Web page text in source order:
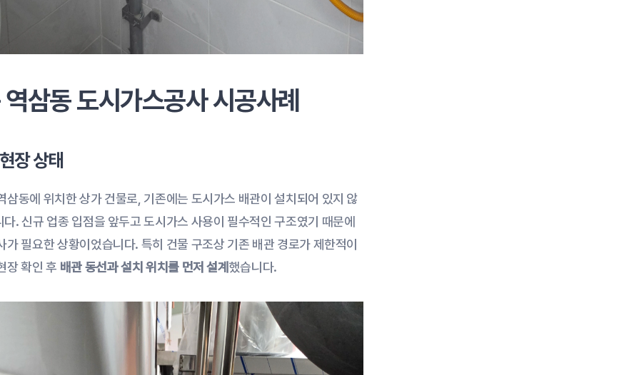
삼동 도시가스공사 시공사례
장 상태
삼동에 위치한 상가 건물로, 기존에는 도시가스 배관이 설치되어 있지 않
. 신규 업종 입점을 앞두고 도시가스 사용이 필수적인 구조였기 때문에
가 필요한 상황이었습니다. 특히 건물 구조상 기존 배관 경로가 제한적이
장 확인 후 배관 동선과 설치 위치를 먼저 설계 했습니다.